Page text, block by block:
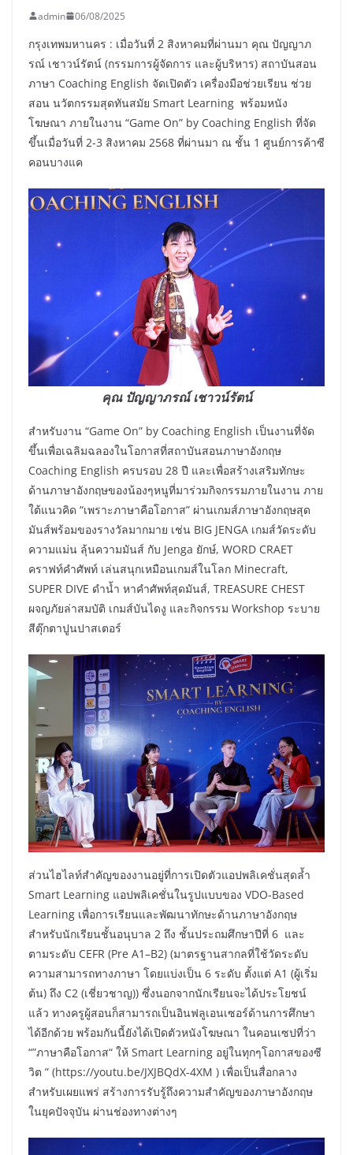
admin 06/08/2025
กรุงเทพมหานคร : เมื่อวันที่ 2 สิงหาคมที่ผ่านมา คุณ ปัญญาภ
รณ์ เชาวน์รัตน์ (กรรมการผู้จัดการ และผู้บริหาร) สถาบันสอน
ภาษา Coaching English จัดเปิดตัว เครื่องมือช่วยเรียน ช่วย
สอน นวัตกรรมสุดทันสมัย Smart Learning พร้อมหนัง
โฆษณา ภายในงาน “Game On” by Coaching English ที่จัด
ขึ้นเมื่อวันที่ 2-3 สิงหาคม 2568 ที่ผ่านมา ณ ชั้น 1 ศูนย์การค้าซี
คอนบางแค
คุณ ปัญญาภรณ์ เชาวน์รัตน์
สำหรับงาน “Game On” by Coaching English เป็นงานที่จัด
ขึ้นเพื่อเฉลิมฉลองในโอกาสที่สถาบันสอนภาษาอังกฤษ
Coaching English ครบรอบ 28 ปี และเพื่อสร้างเสริมทักษะ
ด้านภาษาอังกฤษของน้องๆหนูที่มาร่วมกิจกรรมภายในงาน ภาย
ใต้แนวคิด “เพราะภาษาคือโอกาส” ผ่านเกมส์ภาษาอังกฤษสุด
มันส์พร้อมของรางวัลมากมาย เช่น BIG JENGA เกมส์วัดระดับ
ความแม่น ลุ้นความมันส์ กับ Jenga ยักษ์, WORD CRAET
คราฟท์คำศัพท์ เล่นสนุกเหมือนเกมส์ในโลก Minecraft,
SUPER DIVE ดำน้ำ หาคำศัพท์สุดมันส์, TREASURE CHEST
ผจญภัยล่าสมบัติ เกมส์บันไดงู และกิจกรรม Workshop ระบาย
สีตุ๊กตาปูนปาสเตอร์
ส่วนไฮไลท์สำคัญของงานอยู่ที่การเปิดตัวแอปพลิเคชั่นสุดล้ำ
Smart Learning แอปพลิเคชั่นในรูปแบบของ VDO-Based
Learning เพื่อการเรียนและพัฒนาทักษะด้านภาษาอังกฤษ
สำหรับนักเรียนชั้นอนุบาล 2 ถึง ชั้นประถมศึกษาปีที่ 6 และ
ตามระดับ CEFR (Pre A1–B2) (มาตรฐานสากลที่ใช้วัดระดับ
ความสามารถทางภาษา โดยแบ่งเป็น 6 ระดับ ตั้งแต่ A1 (ผู้เริ่ม
ต้น) ถึง C2 (เชี่ยวชาญ)) ซึ่งนอกจากนักเรียนจะได้ประโยชน์
แล้ว ทางครูผู้สอนก็สามารถเป็นอินฟลูเอนเซอร์ด้านการศึกษา
ได้อีกด้วย พร้อมกันนี้ยังได้เปิดตัวหนังโฆษณา ในคอนเซปที่ว่า
“”ภาษาคือโอกาส“ ให้ Smart Learning อยู่ในทุกๆโอกาสของซี
วิต ” (https://youtu.be/JXJBQdX-4XM ) เพื่อเป็นสื่อกลาง
สำหรับเผยแพร่ สร้างการรับรู้ถึงความสำคัญของภาษาอังกฤษ
ในยุคปัจจุบัน ผ่านช่องทางต่างๆ